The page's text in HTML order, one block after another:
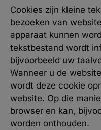
Cookies zijn kleine
bezoeken van
apparaat kunnen
tekstbestand wordt
bijvoorbeeld uw
Wanneer u de
wordt deze cookie
website. Op die
browser en kan,
worden onthouden.